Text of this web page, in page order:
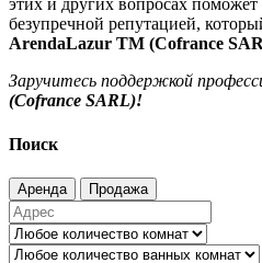
этих и других вопросах
безупречной репутацией,
ArendaLazur TM (Cofrance
Заручитесь поддержкой
(Cofrance SARL)!
Поиск
Аренда Продажа